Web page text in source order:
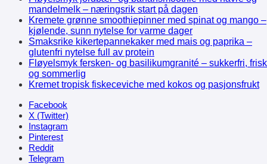
mandelmelk – næringsrik start på dagen
Kremete grønne smoothiepinner med spinat og mango –
kjølende, sunn nytelse for varme dager
Smaksrike kikertepannekaker med mais og paprika –
glutenfri nytelse full av protein
Fløyelsmyk fersken- og basilikumgranité – sukkerfri, frisk
og sommerlig
Kremet tropisk fiskeceviche med kokos og pasjonsfrukt
Facebook
X (Twitter)
Instagram
Pinterest
Reddit
Telegram